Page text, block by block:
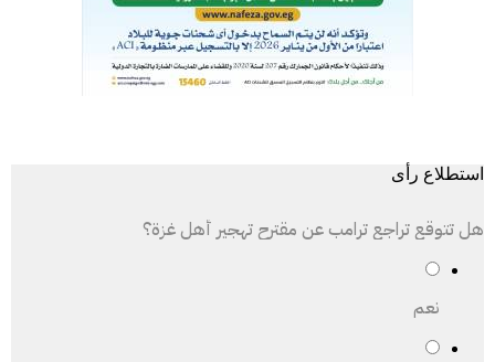
استطلاع رأى
هل تتوقع تراجع ترامب عن مقترح تهجير أهل غزة؟
نعم